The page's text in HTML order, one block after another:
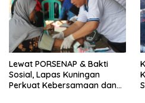
Lewat PORSENAP & Bakti
Sosial, Lapas Kuningan
Perkuat Kebersamaan dan